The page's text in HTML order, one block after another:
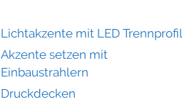
Lichtakzente mit LED Trennprofil
Akzente setzen mit
Einbaustrahlern
Druckdecken